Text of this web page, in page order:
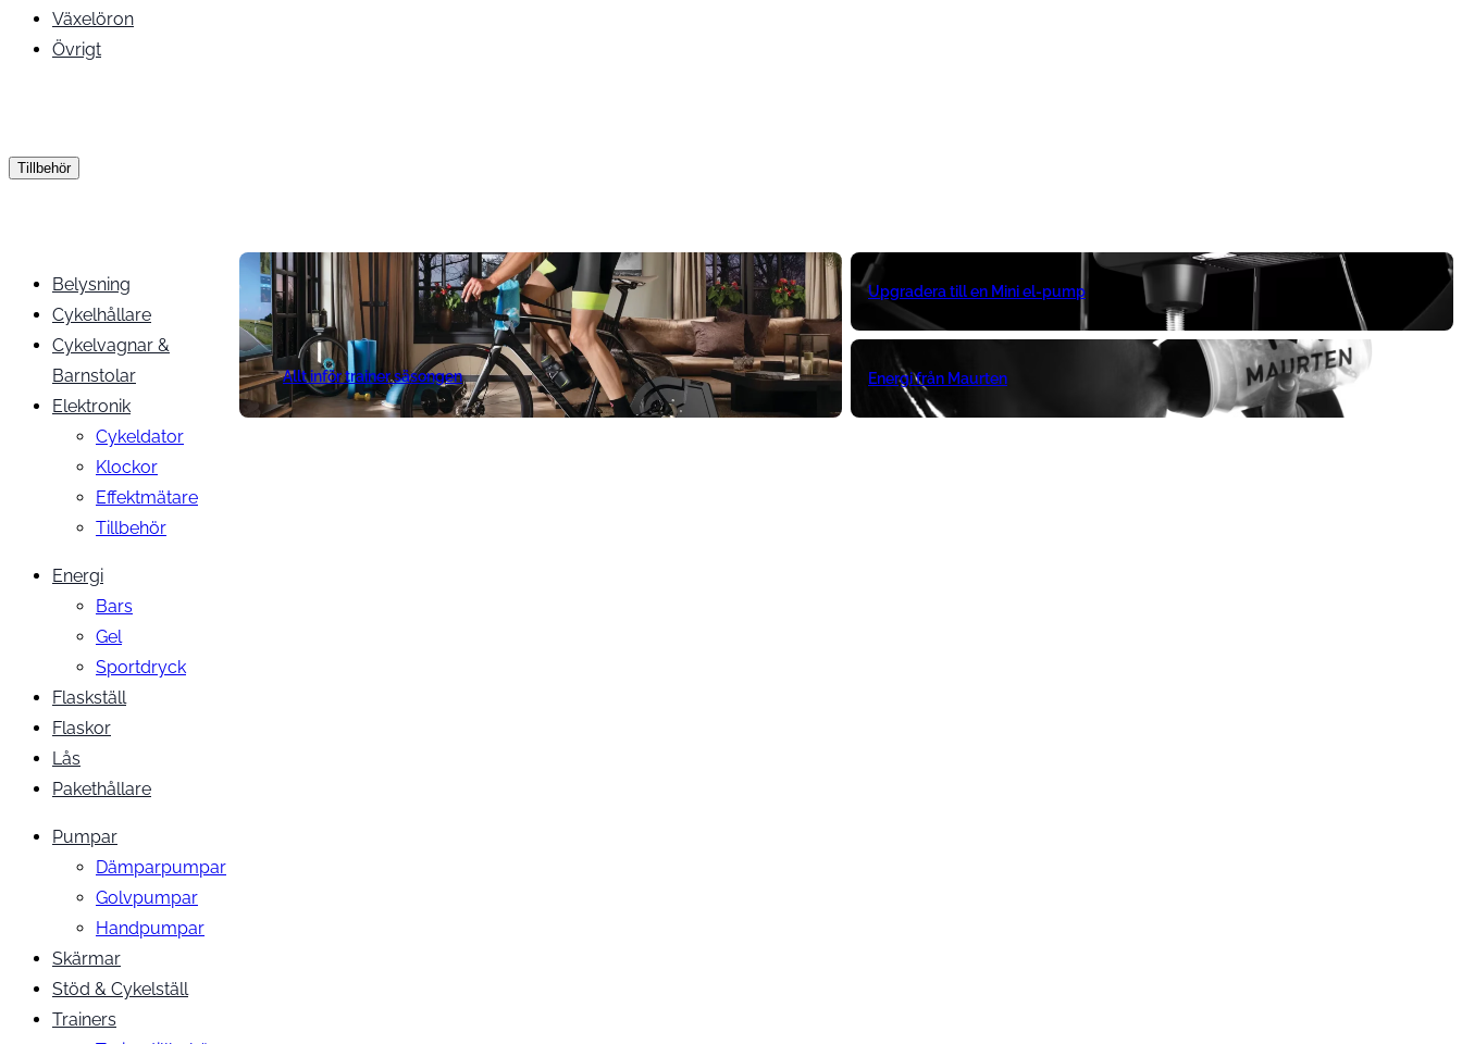
Växelöron
Övrigt
Tillbehör
Belysning
Cykelhållare
Cykelvagnar &
Barnstolar
Elektronik
Cykeldator
Klockor
Effektmätare
Tillbehör
Energi
Bars
Gel
Sportdryck
Flaskställ
Flaskor
Lås
Pakethållare
Pumpar
Dämparpumpar
Golvpumpar
Handpumpar
Skärmar
Stöd & Cykelställ
Trainers
Allt inför trainer säsongen
Upgradera till en Mini el-pump
Energi från Maurten